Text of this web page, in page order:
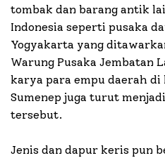
tombak dan barang antik
Indonesia seperti pusaka
Yogyakarta yang
Warung Pusaka Jembatan
karya para empu daerah
Sumenep juga turut
tersebut.
Jenis dan dapur keris pun